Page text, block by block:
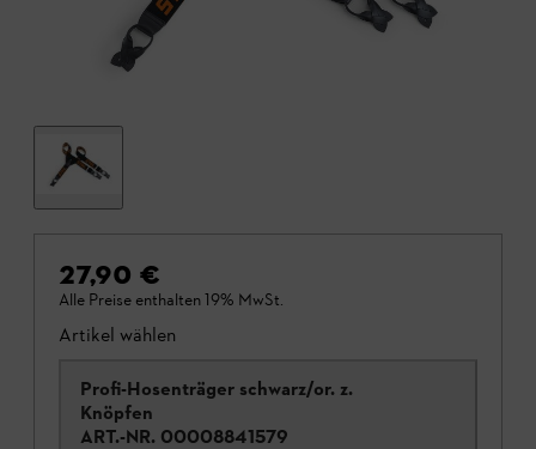
27,90 €
Alle Preise enthalten 19% MwSt.
Artikel wählen
Profi-Hosenträger schwarz/or. z.
Knöpfen
ART.-NR. 00008841579